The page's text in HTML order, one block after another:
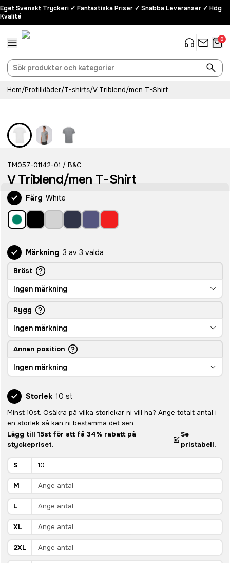
Eget Svenskt Tryckeri ✓ Fantastiska Priser ✓ Snabba Leveranser ✓ Hög
Kvalité
0
Hem/Profilkläder/T-shirts/V Triblend/men T-Shirt
TM057-01142-01 / B&C
V Triblend/men T-Shirt
Färg White
Märkning 3 av 3 valda
Bröst
Ingen märkning
Rygg
Ingen märkning
Annan position
Ingen märkning
Storlek 10 st
Minst 10st. Osäkra på vilka storlekar ni vill ha? Ange totalt antal i
en storlek så kan ni bestämma det sen.
Lägg till 15st för att få 34% rabatt på
styckepriset.
Se
pristabell.
S
M
L
XL
2XL